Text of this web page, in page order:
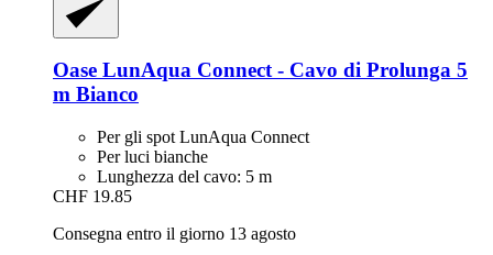
Oase LunAqua Connect -​ Cavo di Prolunga 5
m Bianco
Per gli spot LunAqua Connect
Per luci bianche
Lunghezza del cavo: 5 m
CHF 19.85
Consegna entro il giorno 13 agosto